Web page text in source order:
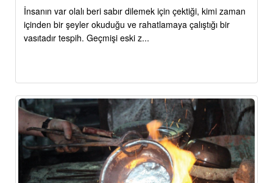
İnsanın var olalı beri sabır dilemek için çektiği, kimi zaman
içinden bir şeyler okuduğu ve rahatlamaya çalıştığı bir
vasıtadır tespih. Geçmişi eski z...